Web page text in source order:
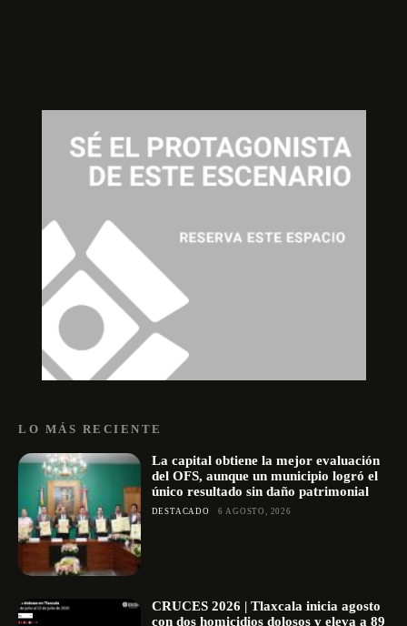
LO MÁS RECIENTE
La capital obtiene la mejor evaluación
del OFS, aunque un municipio logró el
único resultado sin daño patrimonial
DESTACADO 6 AGOSTO, 2026
CRUCES 2026 | Tlaxcala inicia agosto
con dos homicidios dolosos y eleva a 89